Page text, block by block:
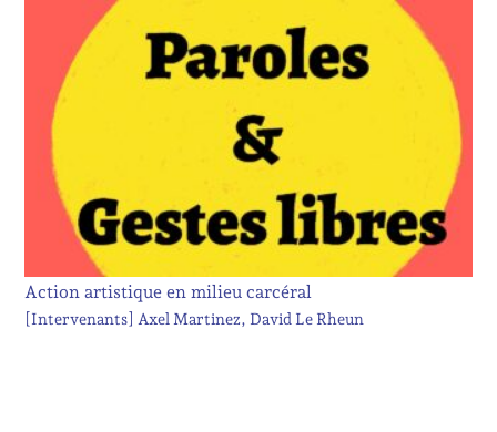
Action artistique en milieu carcéral
[Intervenants]Axel Martinez David Le Rheun